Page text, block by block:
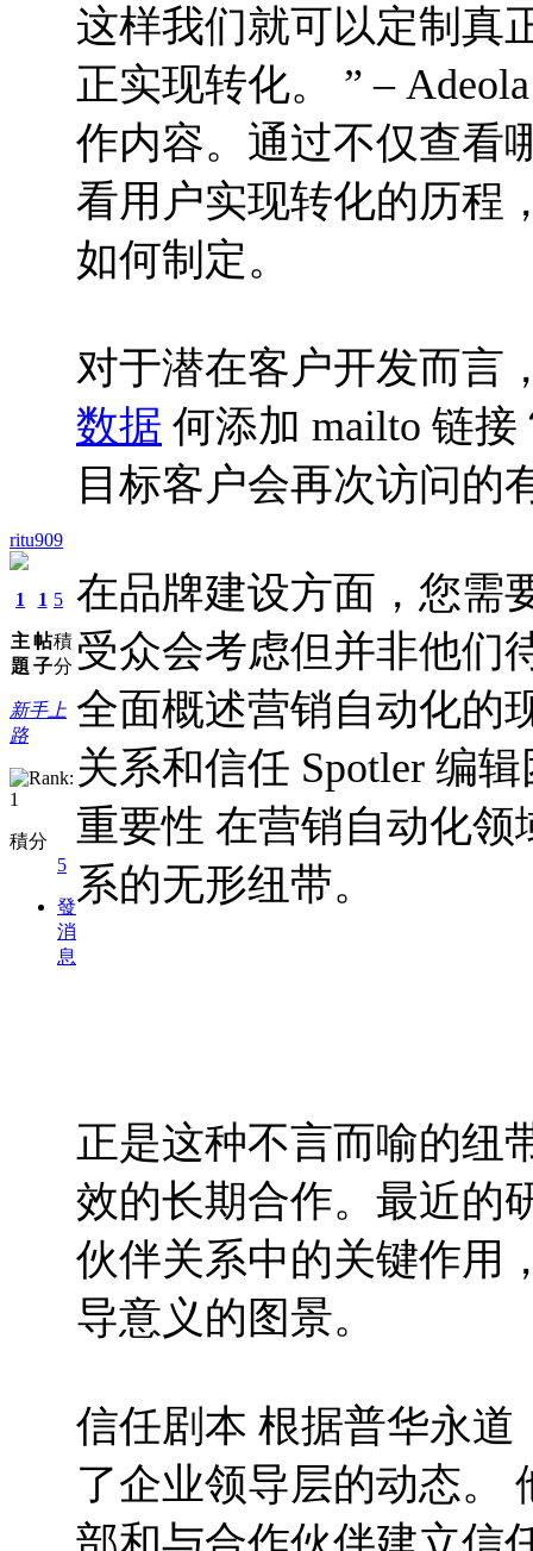
ritu909
1
主
題
1
帖
子
5
積
分
新手上
路
積分
5
發
消
息
这样我们就可以定制真
正实现转化。 ” –
作内容。通过不仅查看
看用户实现转化的历程
如何制定。
对于潜在客户开发而言
数据 何添加 mailto 链
目标客户会再次访问的
在品牌建设方面，您需
受众会考虑但并非他们
全面概述营销自动化的
关系和信任 Spotler 编
重要性 在营销自动化
系的无形纽带。
正是这种不言而喻的纽
效的长期合作。最近的
伙伴关系中的关键作用
导意义的图景。
信任剧本 根据普华永
了企业领导层的动态。